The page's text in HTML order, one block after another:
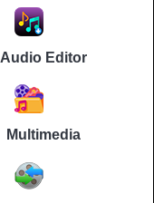
Audio Editor
Multimedia